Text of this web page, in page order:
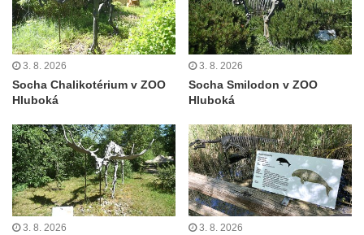
3. 8. 2026
Socha Chalikotérium v ZOO
Hluboká
3. 8. 2026
Socha Smilodon v ZOO
Hluboká
3. 8. 2026 3. 8. 2026